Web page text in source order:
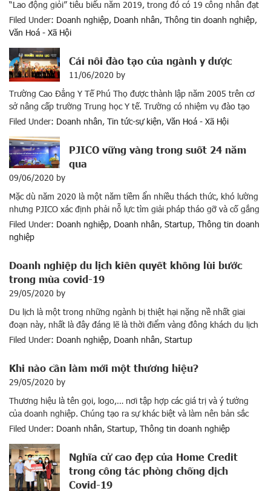
“Lao động giỏi” tiêu biểu năm 2019, trong đó có 19 công nhân đạt
“Lao động giỏi” ba năm liên tục và 98 công nhân “Lao động giỏi”
có thu nhập từ 350 triệu đồng/năm trở lên; khen thưởng các tập
Filed Under: Doanh nghiệp, Doanh nhân, Thông tin doanh nghiệp,
Văn Hoá - Xã Hội
Cái nôi đào tạo của ngành y dược
11/06/2020 by
Trường Cao Đẳng Y Tế Phú Thọ được thành lập năm 2005 trên cơ
sở nâng cấp trường Trung học Y tế. Trường có nhiệm vụ đào tạo
nguồn nhân lực chất lượng cao hệ cao đẳng và thấp hơn trong lĩnh
Filed Under: Doanh nhân, Tin tức-sự kiện, Văn Hoá - Xã Hội
PJICO vững vàng trong suốt 24 năm
qua
09/06/2020 by
Mặc dù năm 2020 là một năm tiềm ẩn nhiều thách thức, khó lường
nhưng PJICO xác định phải nỗ lực tìm giải pháp tháo gỡ và cố gắng
đạt mục tiêu doanh thu đã đề ra gần 3.500 tỉ đồng. Năm 2020 đạt
mục tiêu lợi nhuận không thấp hơn 180,8 tỉ đồng, chia […]
Filed Under: Doanh nghiệp, Doanh nhân, Startup, Thông tin doanh
nghiệp
Doanh nghiệp du lịch kiên quyết không lùi bước
trong mùa covid-19
29/05/2020 by
Du lịch là một trong những ngành bị thiệt hại nặng nề nhất giai
đoạn này, nhất là đây đáng lẽ là thời điểm vàng đông khách du lịch
nhất năm. Theo báo cáo của Sở du lịch thành phố, có đến 90% DN
Filed Under: Doanh nghiệp, Doanh nhân, Startup
Khi nào cần làm mới một thương hiệu?
29/05/2020 by
Thương hiệu là tên gọi, logo,… nơi tập hợp các giá trị và ý tưởng
của doanh nghiệp. Chúng tạo ra sự khác biệt và làm nên bản sắc
riêng của doanh nghiệp. Trải qua quá trình hình thành và phát
[…]
Filed Under: Doanh nhân, Startup, Thông tin doanh nghiệp
Nghĩa cử cao đẹp của Home Credit
trong công tác phòng chống dịch
Covid-19